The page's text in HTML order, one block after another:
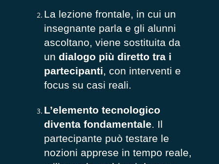
La lezione frontale, in cui un
insegnante parla e gli alunni
ascoltano, viene sostituita da
un dialogo più diretto tra i
partecipanti, con interventi e
focus su casi reali.
L’elemento tecnologico
diventa fondamentale. Il
partecipante può testare le
nozioni apprese in tempo reale,